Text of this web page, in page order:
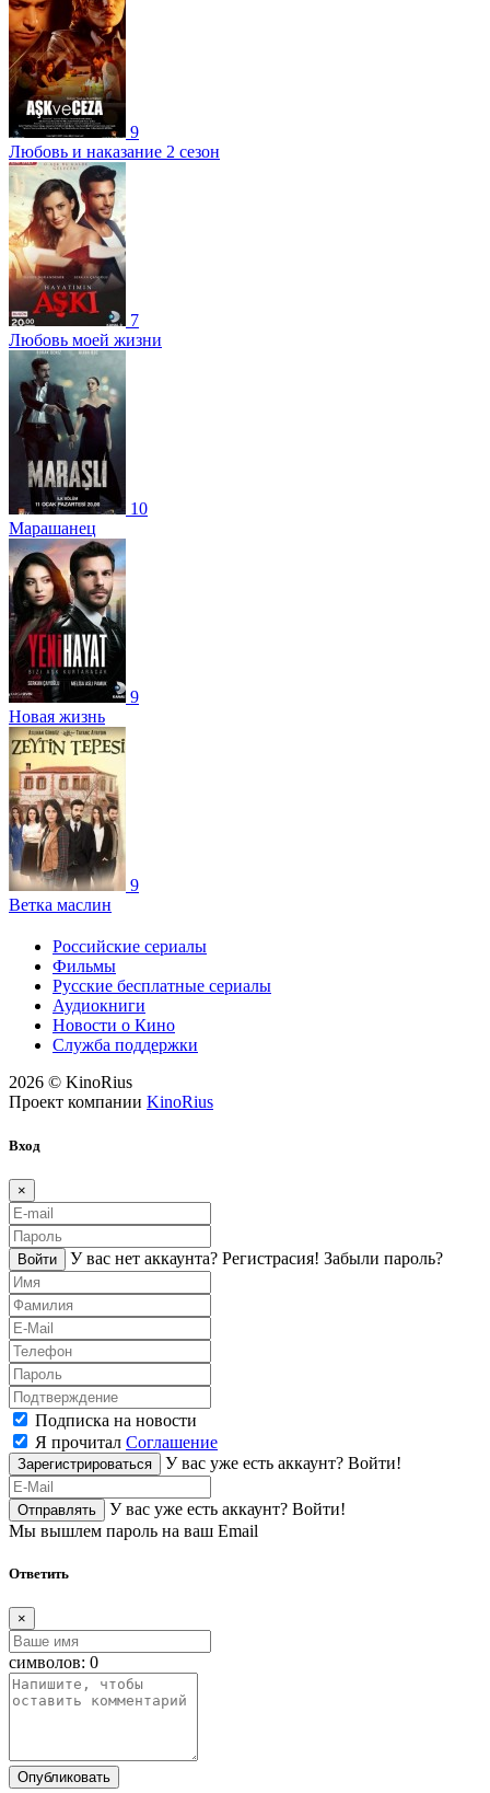
9
Любовь и наказание 2 сезон
7
Любовь моей жизни
10
Марашанец
9
Новая жизнь
9
Ветка маслин
Российские сериалы
Фильмы
Русские бесплатные сериалы
Аудиокниги
Новости о Кино
Служба поддержки
2026 © KinoRius
Проект компании KinoRius
Вход
×
Войти У вас нет аккаунта? Регистраcия! Забыли пароль?
Подписка на новости
Я прочитал Соглашение
Зарегистрироваться У вас уже есть аккаунт? Войти!
Отправлять У вас уже есть аккаунт? Войти!
Мы вышлем пароль на ваш Email
Ответить
×
символов: 0
Опубликовать